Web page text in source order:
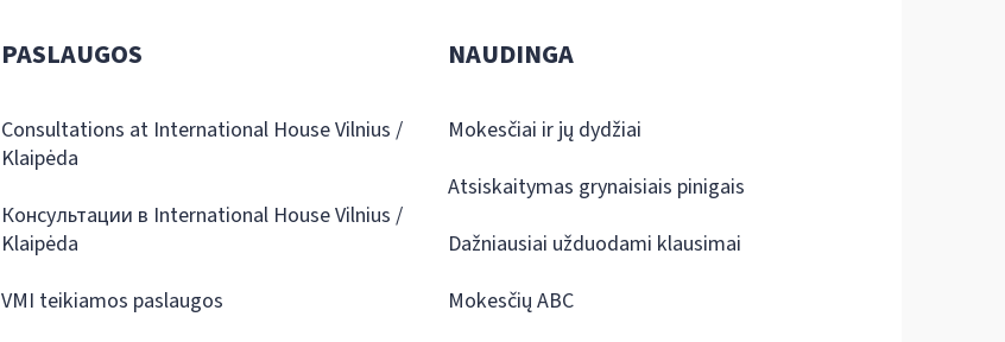
PASLAUGOS
Consultations at International House Vilnius /
Klaipėda
Консультации в International House Vilnius /
Klaipėda
VMI teikiamos paslaugos
NAUDINGA
Mokesčiai ir jų dydžiai
Atsiskaitymas grynaisiais pinigais
Dažniausiai užduodami klausimai
Mokesčių ABC